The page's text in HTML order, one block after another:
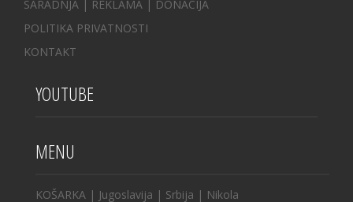
SARADNJA | REKLAMA | DONACIJA
POLITIKA PRIVATNOSTI
KONTAKT
YOUTUBE
MENU
KOŠARKA | Jugoslavija | Srbija | Nikola